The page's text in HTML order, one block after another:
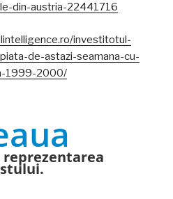
din-austria-22441716
investitotul-
de-astazi-seamana-cu-
1999-2000/
reprezentarea